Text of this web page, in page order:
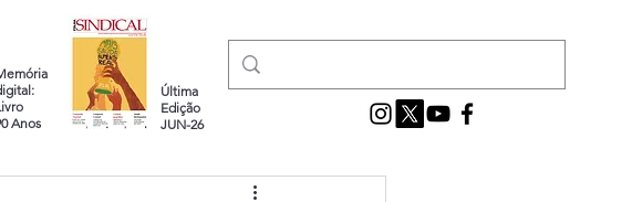
Anos
Última
Edição
JUN-26